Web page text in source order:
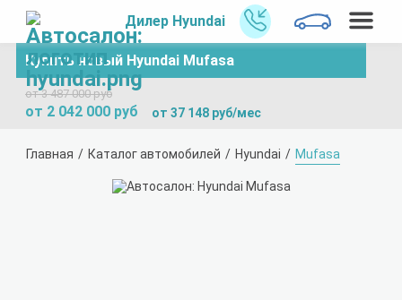
Дилер Hyundai
Купить новый Hyundai Mufasa
от 3 487 000 руб
от 2 042 000 руб от 37 148 руб/мес
Главная Каталог автомобилей Hyundai Mufasa